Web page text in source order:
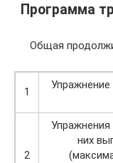
Программа
Общая
1
2
них